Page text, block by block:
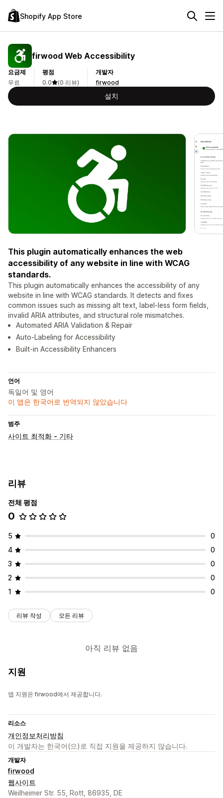
Shopify App Store
firwood Web Accessibility
요금제
무료
평점
0.0
(0 리뷰)
개발자
firwood
설치
This plugin automatically enhances the web
accessibility of any website in line with WCAG
standards.
This plugin automatically enhances the accessibility of any
website in line with WCAG standards. It detects and fixes
common issues such as missing alt text, label-less form fields,
invalid ARIA attributes, and structural role mismatches.
Automated ARIA Validation & Repair
Auto-Labeling for Accessibility
Built-in Accessibility Enhancers
언어
독일어 및 영어
이 앱은 한국어로 번역되지 않았습니다
범주
사이트 최적화 - 기타
리뷰
전체 평점
0
5
0
4
0
3
0
2
0
1
0
리뷰 작성 모든 리뷰
아직 리뷰 없음
지원
앱 지원은 firwood에서 제공합니다.
리소스
개인정보처리방침
이 개발자는 한국어(으)로 직접 지원을 제공하지 않습니다.
개발자
firwood
웹사이트
Weilheimer Str. 55, Rott, 86935, DE